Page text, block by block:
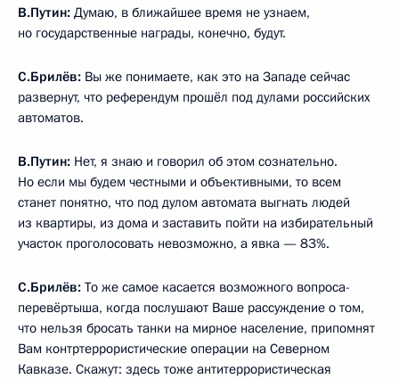
В.Путин: Думаю, в ближайшее время не узнаем,
но государственные награды, конечно, будут.
С.Брилёв: Вы же понимаете, как это на Западе сейчас
развернут, что референдум прошёл под дулами российских
автоматов.
В.Путин: Нет, я знаю и говорил об этом сознательно.
Но если мы будем честными и объективными, то всем
станет понятно, что под дулом автомата выгнать людей
из квартиры, из дома и заставить пойти на избирательный
участок проголосовать невозможно, а явка — 83%.
С.Брилёв: То же самое касается возможного вопроса-
перевёртыша, когда послушают Ваше рассуждение о том,
что нельзя бросать танки на мирное население, припомнят
Вам контртеррористические операции на Северном
Кавказе. Скажут: здесь тоже антитеррористическая